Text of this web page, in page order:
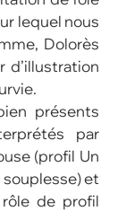
lequel nous
Dolorès
d’illustration
présents
par
(profil Un
souplesse) et
de profil